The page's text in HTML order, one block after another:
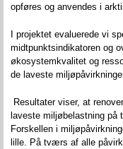
opføres og anvendes i
projektet evaluerede vi
midtpunktsindikatoren og
økosystemkvalitet og
de laveste
Resultater viser, at
laveste miljøbelastning
Forskellen i
lille. På tværs af alle